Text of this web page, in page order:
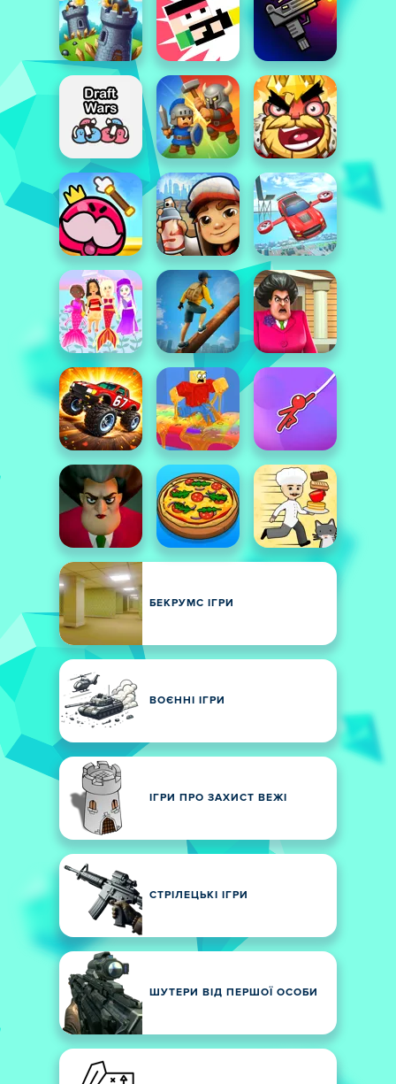
БЕКРУМС ІГРИ
ВОЄННІ ІГРИ
ІГРИ ПРО ЗАХИСТ ВЕЖІ
СТРІЛЕЦЬКІ ІГРИ
ШУТЕРИ ВІД ПЕРШОЇ ОСОБИ